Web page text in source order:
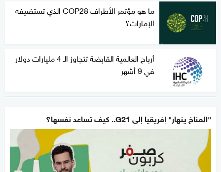
ما هو مؤتمر الأطراف COP28 الذي تستضيفه
الإمارات؟
أرباح العالمية القابضة تتجاوز الـ 4 مليارات دولار
في 9 أشهر
"المناخ ينهار" إفريقيا إلى G21.. كيف تساعد نفسها؟